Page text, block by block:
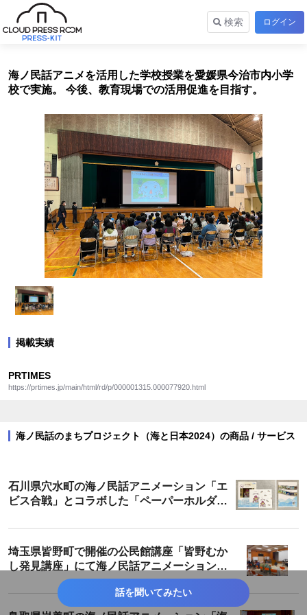
検索 ログイン
海ノ民話アニメを活用した学校授業を愛媛県今治市内小学
校で実施。 今後、教育現場での活用促進を目指す。
掲載実績
PRTIMES
https://prtimes.jp/main/html/rd/p/000001315.000077920.html
海ノ民話のまちプロジェクト（海と日本2024）の商品 / サービス
石川県穴水町の海ノ民話アニメーション「エ
ビス合戦」とコラボした「ペーパーホルダ
埼玉県皆野町で開催の公民館講座「皆野むか
し発見講座」にて海ノ民話アニメーション
「カミの話」を上映・解説しました
話を聞いてみたい